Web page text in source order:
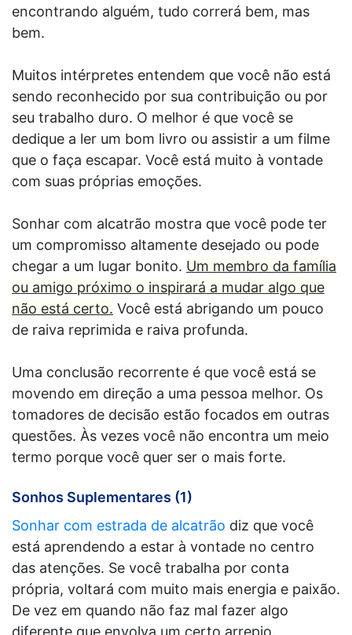
encontrando alguém, tudo correrá bem, mas
bem.
Muitos intérpretes entendem que você não está
sendo reconhecido por sua contribuição ou por
seu trabalho duro. O melhor é que você se
dedique a ler um bom livro ou assistir a um filme
que o faça escapar. Você está muito à vontade
com suas próprias emoções.
Sonhar com alcatrão mostra que você pode ter
um compromisso altamente desejado ou pode
chegar a um lugar bonito. Um membro da família
ou amigo próximo o inspirará a mudar algo que
não está certo. Você está abrigando um pouco
de raiva reprimida e raiva profunda.
Uma conclusão recorrente é que você está se
movendo em direção a uma pessoa melhor. Os
tomadores de decisão estão focados em outras
questões. Às vezes você não encontra um meio
termo porque você quer ser o mais forte.
Sonhos Suplementares (1)
Sonhar com estrada de alcatrão diz que você
está aprendendo a estar à vontade no centro
das atenções. Se você trabalha por conta
própria, voltará com muito mais energia e paixão.
De vez em quando não faz mal fazer algo
diferente que envolva um certo arrepio.